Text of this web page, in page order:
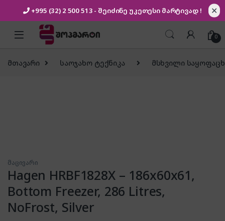
+995 (32) 2 500 513 - შეიძინე უკეთესი მარტივად ! ✕
Skip to navigation
Skip to content
0
მთავარი საოჯახო ტექნიკა მსხვილი
მაცივარი
Hagen HRBF1828X – 186x60x61,
Bottom Freezer, 286 Litres,
NoFrost, Silver